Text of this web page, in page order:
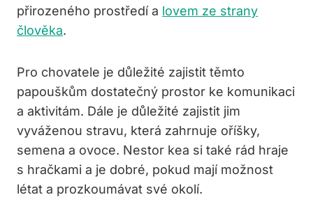
přirozeného prostředí a lovem ze strany
člověka.
Pro chovatele je důležité zajistit těmto
papouškům dostatečný prostor ke komunikaci
a aktivitám. Dále je důležité zajistit jim
vyváženou stravu, která zahrnuje oříšky,
semena a ovoce. Nestor kea si také rád hraje
s hračkami a je dobré, pokud mají možnost
létat a prozkoumávat své okolí.